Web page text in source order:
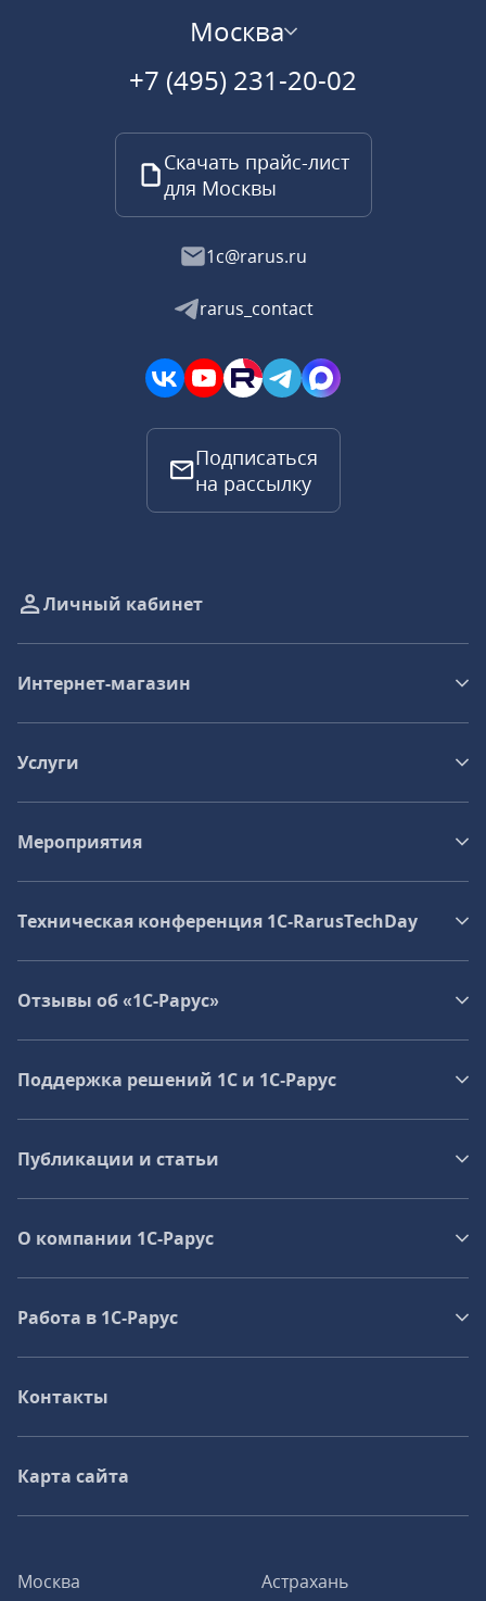
Москва
+7 (495) 231-20-02
Скачать прайс-лист
для Москвы
1c@rarus.ru
rarus_contact
Подписаться
на рассылку
Москва
Астрахань
Личный кабинет
Интернет-магазин
Услуги
Мероприятия
Техническая конференция 1C‑RarusTechDay
Отзывы об «1С-Рарус»
Поддержка решений 1С и 1С‑Рарус
Публикации и статьи
О компании 1C-Рарус
Работа в 1С‑Рарус
Контакты
Карта сайта